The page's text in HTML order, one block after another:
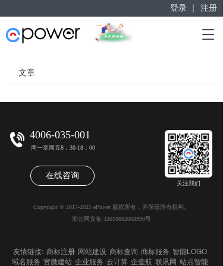
T
l
n
v
i
g
a
t
赋能“大众创业”
掘金万亿企业服务市场！
登录 ｜ 注册
文章
4006-035-001
周一至周五8：30-18：00
在线咨询
关注我们
Copyright © 2017-2025 ePower 版权所有，并保留所有权利。
浙公网安备 33010602008990号
友情链接: 商标注册 网站建设 商标查询 商标服务 智能LOGO
域名服务 官微建站 企业服务 云计算 企壹航 联讯网 站点智能